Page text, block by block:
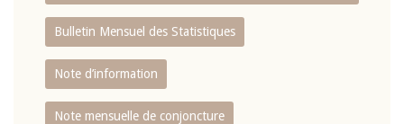
Bulletin Mensuel des Statistiques
Note d’information
Note mensuelle de conjoncture